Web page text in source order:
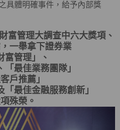
具體明確事件，給予內部獎
富管理大調查中六大獎項、
一舉拿下證券業
富管理」、
「最佳業務團隊」
戶推薦」
「最佳金融服務創新」
殊榮。